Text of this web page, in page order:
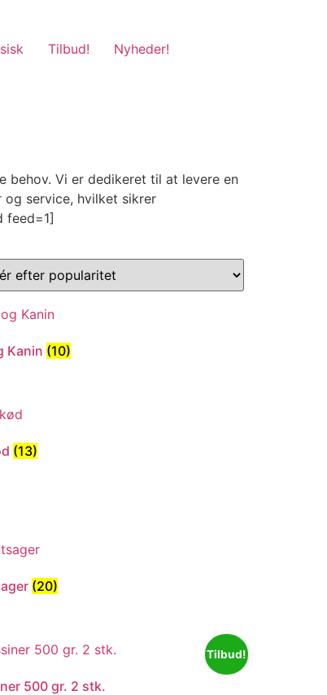
Tilbud!
Nyheder!
behov. Vi er dedikeret til at levere en
service, hvilket sikrer
feed=1]
Kanin (10)
(13)
(20)
Tilbud!
500 gr. 2 stk.